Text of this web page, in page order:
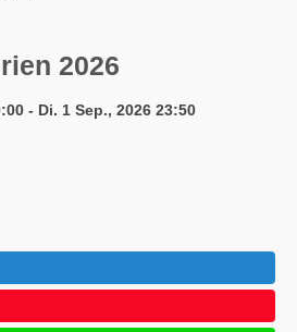
2026
- Di. 1 Sep., 2026 23:50